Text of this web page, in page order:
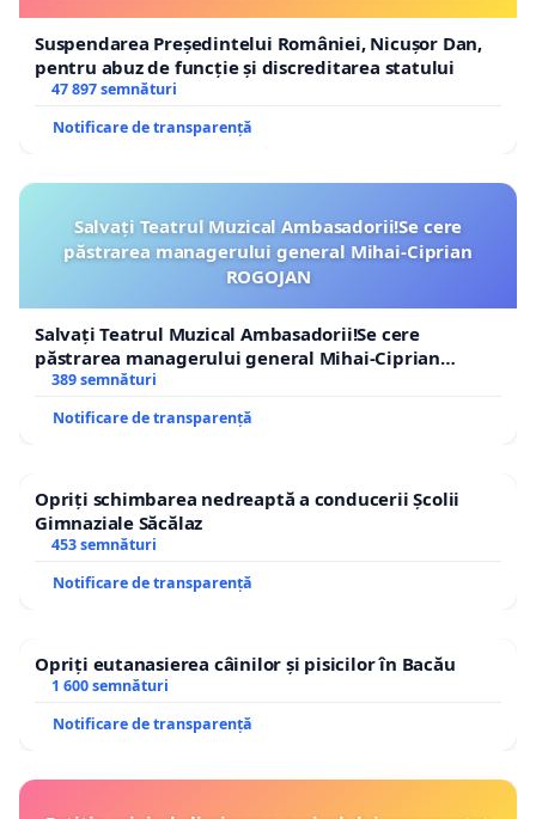
Suspendarea Președintelui României, Nicușor Dan,
pentru abuz de funcție și discreditarea statului
47 897 semnături
Notificare de transparență
Salvați Teatrul Muzical Ambasadorii!Se cere
păstrarea managerului general Mihai-Ciprian
ROGOJAN
Salvați Teatrul Muzical Ambasadorii!Se cere
păstrarea managerului general Mihai-Ciprian
ROGOJAN
389 semnături
Notificare de transparență
Opriți schimbarea nedreaptă a conducerii Școlii
Gimnaziale Săcălaz
453 semnături
Notificare de transparență
Opriți eutanasierea câinilor și pisicilor în Bacău
1 600 semnături
Notificare de transparență